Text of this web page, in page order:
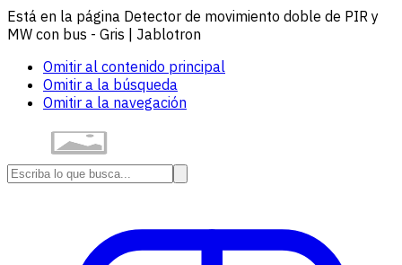
Está en la página Detector de movimiento doble de PIR y
MW con bus - Gris | Jablotron
Omitir al contenido principal
Omitir a la búsqueda
Omitir a la navegación